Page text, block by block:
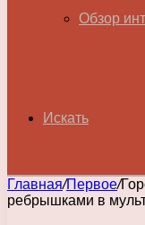
Обзор
Искать
Главная/Первое/
ребрышками в